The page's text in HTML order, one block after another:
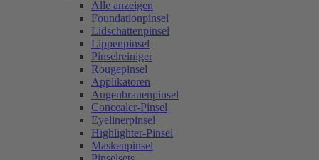
Alle anzeigen
Foundationpinsel
Lidschattenpinsel
Lippenpinsel
Pinselreiniger
Rougepinsel
Applikatoren
Augenbrauenpinsel
Concealer-Pinsel
Eyelinerpinsel
Highlighter-Pinsel
Maskenpinsel